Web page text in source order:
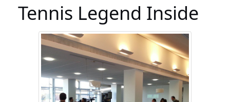
Tennis Legend Inside